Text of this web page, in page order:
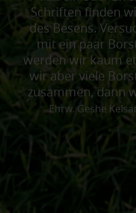
Schriften finden
des Besens.
mit ein paar
werden wir kaum
wir aber viele
zusammen, dann
Ehrw. Geshe